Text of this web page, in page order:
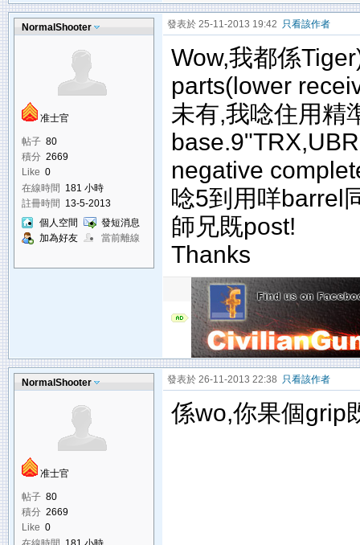
NormalShooter
准士官
帖子 80
積分 2669
Like 0
在線時間 181 小時
註冊時間 13-5-2013
個人空間
發短消息
加為好友
當前離線
發表於 25-11-2013 19:42 只看該作者
Wow,我都係
parts(lower
未有,我唸住用精
negative
唸5到用咩barrel
師兄既post!
Thanks
NormalShooter
准士官
帖子 80
積分 2669
Like 0
發表於 26-11-2013 22:38 只看該作者
係wo,你果個grip